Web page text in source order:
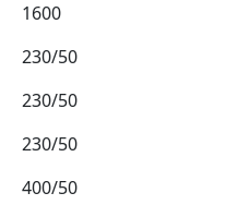
1600
230/50
230/50
230/50
400/50